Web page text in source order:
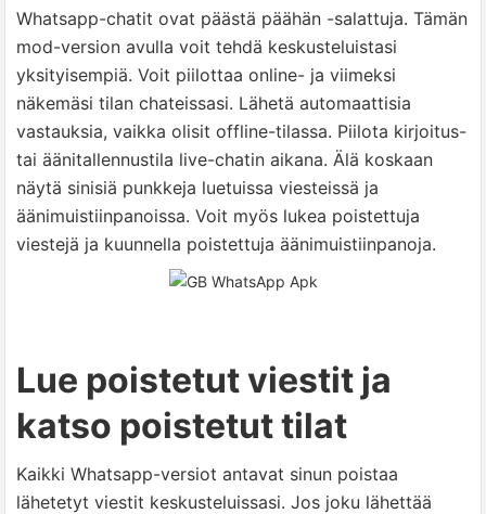
Whatsapp-chatit ovat päästä päähän -salattuja. Tämän
mod-version avulla voit tehdä keskusteluistasi
yksityisempiä. Voit piilottaa online- ja viimeksi
näkemäsi tilan chateissasi. Lähetä automaattisia
vastauksia, vaikka olisit offline-tilassa. Piilota kirjoitus-
tai äänitallennustila live-chatin aikana. Älä koskaan
näytä sinisiä punkkeja luetuissa viesteissä ja
äänimuistiinpanoissa. Voit myös lukea poistettuja
viestejä ja kuunnella poistettuja äänimuistiinpanoja.
Lue poistetut viestit ja
katso poistetut tilat
Kaikki Whatsapp-versiot antavat sinun poistaa
lähetetyt viestit keskusteluissasi. Jos joku lähettää